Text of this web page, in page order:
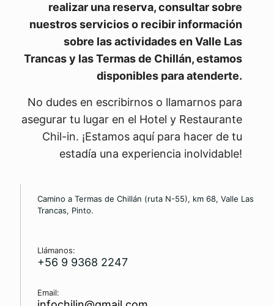
realizar una reserva, consultar sobre
nuestros servicios o recibir información
sobre las actividades en Valle Las
Trancas y las Termas de Chillán, estamos
disponibles para atenderte.
No dudes en escribirnos o llamarnos para
asegurar tu lugar en el Hotel y Restaurante
Chil-in. ¡Estamos aquí para hacer de tu
estadía una experiencia inolvidable!
Camino a Termas de Chillán (ruta N-55), km 68, Valle Las
Trancas, Pinto.
Llámanos:
+56 9 9368 2247
Email: